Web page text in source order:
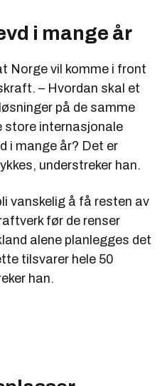
i mange år
Norge vil komme i front
– Hvordan skal et
på de samme
store internasjonale
i mange år? Det er
understreker han.
vanskelig å få resten av
før de renser
alene planlegges det
tilsvarer hele 50
han.